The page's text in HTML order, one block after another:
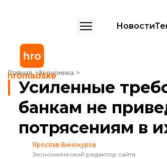
Новости
Главная Экономика
Усиленные требования к системно важным
Усиленные
банкам не
потрясениям в
Ярослав Винокуров
Экономический редактор сайта